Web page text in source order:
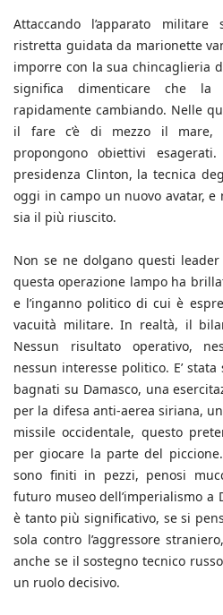
Attaccando l’apparato militare
ristretta guidata da marionette
imporre con la sua chincaglieria
significa dimenticare che la
rapidamente cambiando. Nelle
il fare c’è di mezzo il mare,
propongono obiettivi
presidenza Clinton, la tecnica
oggi in campo un nuovo avatar,
sia il più riuscito.
Non se ne dolgano questi
questa operazione lampo ha
e l’inganno politico di cui è
vacuità militare. In realtà, il
Nessun risultato operativo,
nessun interesse politico. E’
bagnati su Damasco, una
per la difesa anti-aerea siriana,
missile occidentale, questo
per giocare la parte del
sono finiti in pezzi, penosi
futuro museo dell’imperialismo a
è tanto più significativo, se si
sola contro l’aggressore
anche se il sostegno tecnico
un ruolo decisivo.